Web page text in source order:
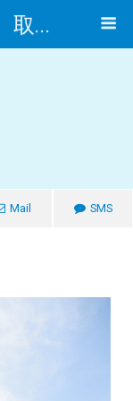
特別養護老人ホーム 取手市ふれあいの郷
Mail SMS